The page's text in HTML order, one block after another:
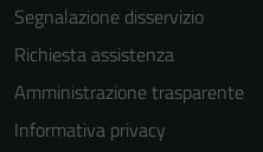
Segnalazione disservizio
Richiesta assistenza
Amministrazione trasparente
Informativa privacy